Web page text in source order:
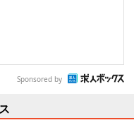
Sponsored by